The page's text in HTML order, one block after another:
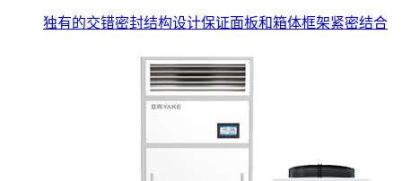
独有的交错密封结构设计保证面板和箱体框架紧密结合